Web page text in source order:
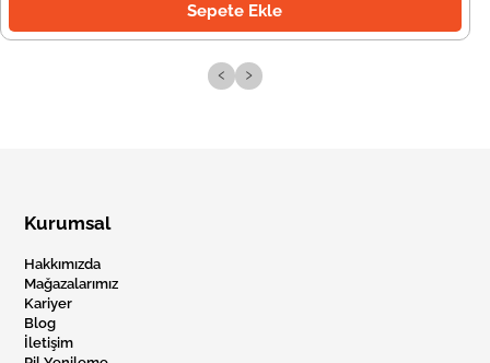
Sepete Ekle
‹ ›
Kurumsal
Hakkımızda
Mağazalarımız
Kariyer
Blog
İletişim